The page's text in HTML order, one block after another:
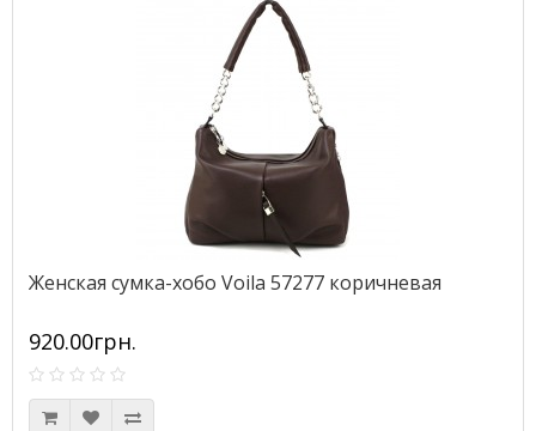
Женская сумка-хобо Voila 57277 коричневая
920.00грн.